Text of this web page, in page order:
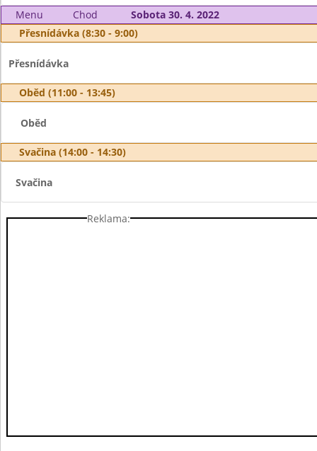
Menu
Chod
Sobota 30. 4. 2022
Přesnídávka (8:30 - 9:00)
Přesnídávka
Oběd (11:00 - 13:45)
Oběd
Svačina (14:00 - 14:30)
Svačina
Reklama: